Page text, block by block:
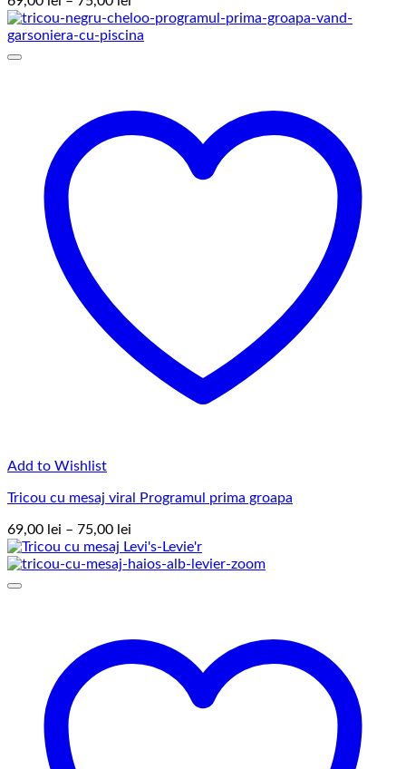
de
prețuri:
Add to Wishlist
Tricou cu mesaj viral Programul prima groapa
69,00 lei – 75,00 lei
de
prețuri: